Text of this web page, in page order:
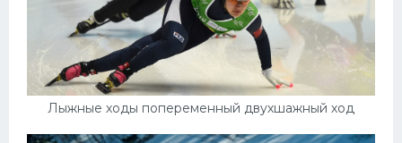
Лыжные ходы попеременный двухшажный ход